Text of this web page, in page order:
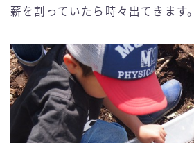
薪を割っていたら時々出てきます。